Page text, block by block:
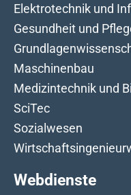
Elektrotechnik und
Gesundheit und
Maschinenbau
Medizintechnik und
SciTec
Sozialwesen
Webdienste